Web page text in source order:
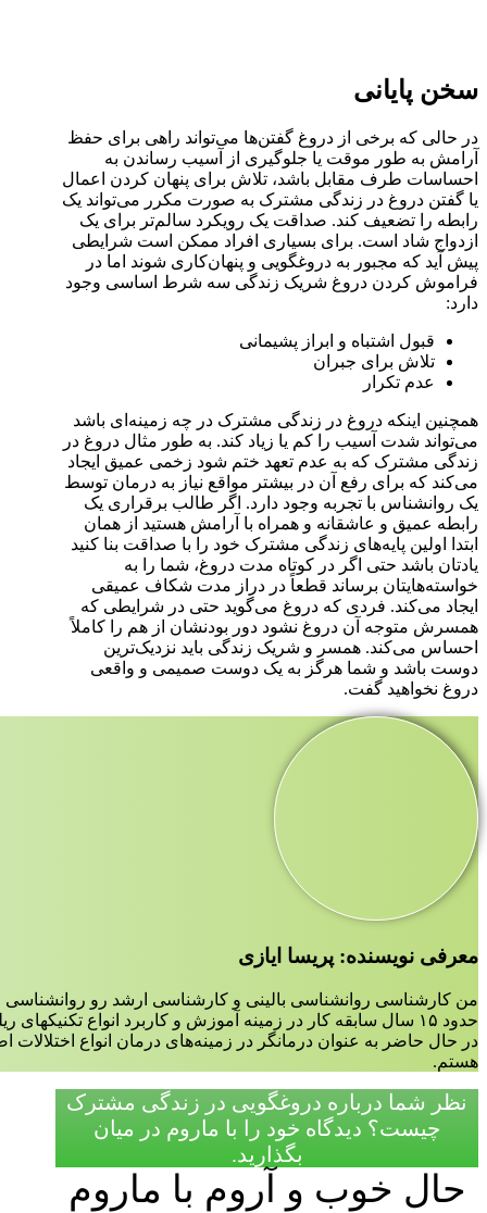
سخن پایانی
در حالی که برخی از دروغ گفتن‌ها می‌تواند راهی برای حفظ
آرامش به طور موقت یا جلوگیری از آسیب رساندن به
احساسات طرف مقابل باشد، تلاش برای پنهان کردن اعمال
یا گفتن دروغ‌ در زندگی مشترک به صورت مکرر می‌تواند یک
رابطه را تضعیف کند. صداقت یک رویکرد سالم‌تر برای یک
ازدواج شاد است. برای بسیاری افراد ممکن است شرایطی
پیش آید که مجبور به دروغگویی و پنهان‌کاری شوند اما در
فراموش کردن دروغ شریک زندگی سه شرط اساسی وجود
دارد:
قبول اشتباه و ابراز پشیمانی
تلاش برای جبران
عدم تکرار
همچنین اینکه دروغ در زندگی مشترک در چه زمینه‌ای باشد
می‌تواند شدت آسیب را کم یا زیاد کند. به طور مثال دروغ در
زندگی مشترک که به عدم تعهد ختم شود زخمی عمیق ایجاد
می‌کند که برای رفع آن در بیشتر مواقع نیاز به درمان توسط
یک روانشناس با تجربه وجود دارد. اگر طالب برقراری یک
رابطه عمیق و عاشقانه و همراه با آرامش هستید از همان
ابتدا اولین پایه‌های زندگی مشترک خود را با صداقت بنا کنید
یادتان باشد حتی اگر در کوتاه مدت دروغ، شما را به
خواسته‌هایتان برساند قطعاً در دراز مدت شکاف عمیقی
ایجاد می‌کند. فردی که دروغ می‌گوید حتی در شرایطی که
همسرش متوجه آن دروغ نشود دور بودنشان از هم را کاملاً
احساس می‌کند. همسر و شریک زندگی باید نزدیک‌ترین
دوست باشد و شما هرگز به یک دوست صمیمی و واقعی
دروغ نخواهید گفت.
معرفی نویسنده: پریسا ایازی
من کارشناسی روانشناسی بالینی و کارشناسی ارشد رو
حدود ۱۵ سال سابقه کار در زمینه آموزش و کاربرد انواع تکنیکهای ریلکسیشن،مدیتیشن و مایندفولنس دارم.
در حال حاضر به عنوان درمانگر در زمینه‌‌های درمان انواع
هستم.
نظر شما درباره دروغگویی در زندگی مشترک
چیست؟ دیدگاه‌ خود را با ماروم در میان
بگذارید.
حال خوب و آروم با ماروم